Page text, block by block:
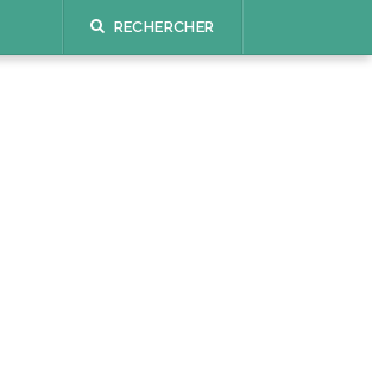
RECHERCHER